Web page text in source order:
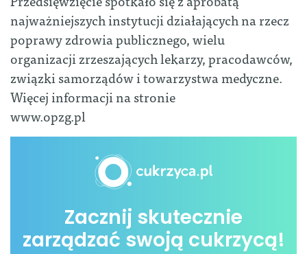
najważniejszych instytucji działających na rzecz
poprawy zdrowia publicznego, wielu
organizacji zrzeszających lekarzy, pracodawców,
związki samorządów i towarzystwa medyczne.
Więcej informacji na stronie
www.opzg.pl
Zacznij skutecznie
zarządzać swoją cukrzycą!